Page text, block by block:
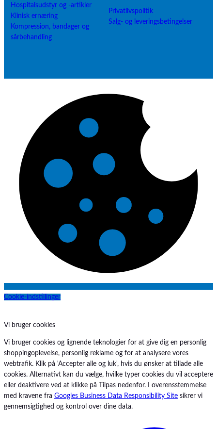
Hospitalsudstyr og -artikler
Klinisk ernæring
Kompression, bandager og
sårbehandling
Privatlivspolitik
Salg- og leveringsbetingelser
Cookie-indstillinger
Vi bruger cookies
Vi bruger cookies og lignende teknologier for at give dig en personlig
shoppingoplevelse, personlig reklame og for at analysere vores
webtrafik. Klik på 'Accepter alle og luk', hvis du ønsker at tillade alle
cookies. Alternativt kan du vælge, hvilke typer cookies du vil acceptere
eller deaktivere ved at klikke på Tilpas nedenfor. I overensstemmelse
med kravene fra Googles Business Data Responsibility Site sikrer vi
gennemsigtighed og kontrol over dine data.